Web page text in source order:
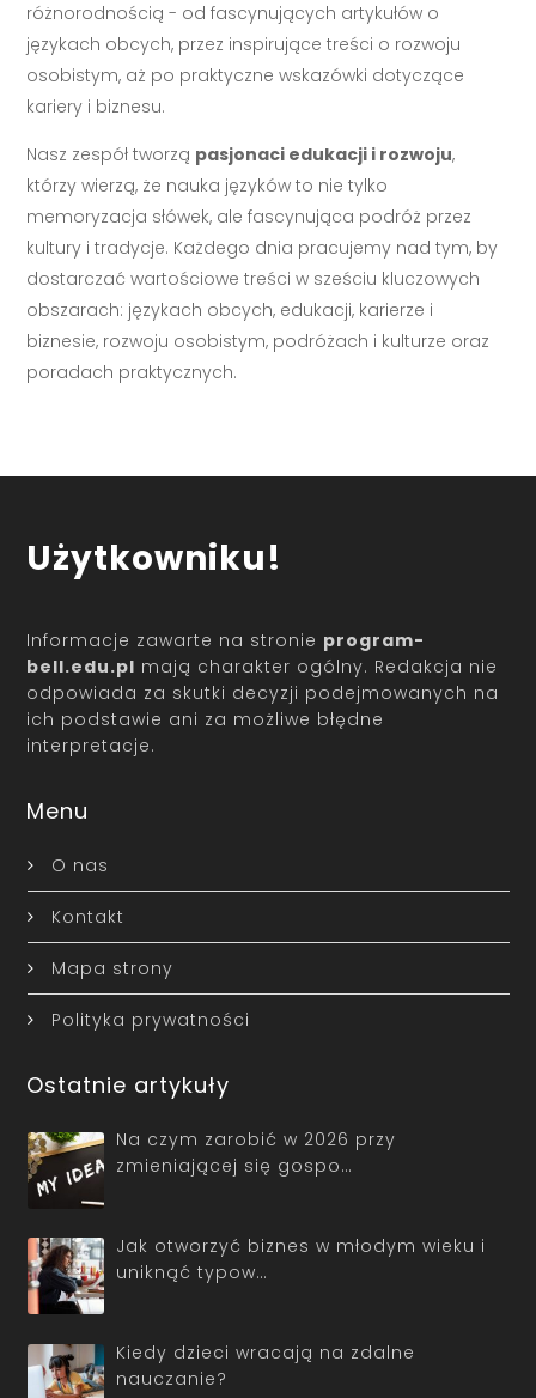
różnorodnością - od fascynujących artykułów o
językach obcych, przez inspirujące treści o rozwoju
osobistym, aż po praktyczne wskazówki dotyczące
kariery i biznesu.
Nasz zespół tworzą pasjonaci edukacji i rozwoju,
którzy wierzą, że nauka języków to nie tylko
memoryzacja słówek, ale fascynująca podróż przez
kultury i tradycje. Każdego dnia pracujemy nad tym, by
dostarczać wartościowe treści w sześciu kluczowych
obszarach: językach obcych, edukacji, karierze i
biznesie, rozwoju osobistym, podróżach i kulturze oraz
poradach praktycznych.
Użytkowniku!
Informacje zawarte na stronie program-
bell.edu.pl mają charakter ogólny. Redakcja nie
odpowiada za skutki decyzji podejmowanych na
ich podstawie ani za możliwe błędne
interpretacje.
Menu
O nas
Kontakt
Mapa strony
Polityka prywatności
Ostatnie artykuły
Na czym zarobić w 2026 przy
zmieniającej się gospo…
Jak otworzyć biznes w młodym wieku i
uniknąć typow…
Kiedy dzieci wracają na zdalne
nauczanie?